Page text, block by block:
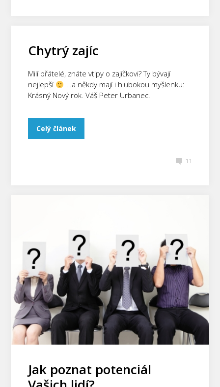
Chytrý zajíc
Milí přátelé, znáte vtipy o zajíčkovi? Ty bývají
nejlepší
…a někdy mají i hlubokou myšlenku:
Krásný Nový rok. Váš Peter Urbanec.
Celý článek
11
Jak poznat potenciál